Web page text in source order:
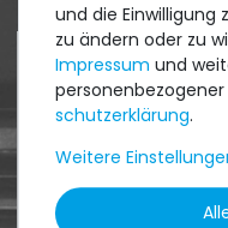
Quick shipment
an perfect state
great paying
und die
zu ändern oder zu
Impressum und
schutz­erklärung.
Weitere